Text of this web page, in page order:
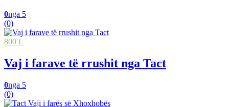
0nga 5
(0)
800 L
Vaj i farave të rrushit nga Tact
0nga 5
(0)